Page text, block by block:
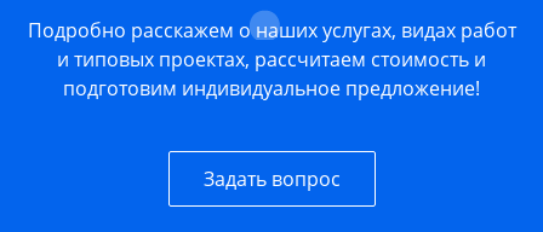
Подробно расскажем о наших услугах, видах работ
и типовых проектах, рассчитаем стоимость и
подготовим индивидуальное предложение!
Задать вопрос